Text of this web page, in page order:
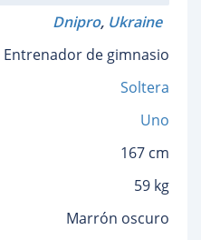
Dnipro, Ukraine
Entrenador de gimnasio
Soltera
Uno
167 cm
59 kg
Marrón oscuro